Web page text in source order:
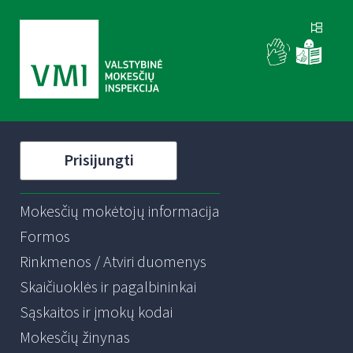
Prisijungti
Mokesčių mokėtojų informacija
Formos
Rinkmenos / Atviri duomenys
Skaičiuoklės ir pagalbininkai
Sąskaitos ir įmokų kodai
Mokesčių žinynas